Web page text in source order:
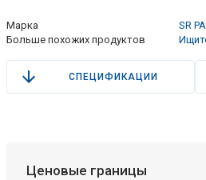
Марка
SR
Больше похожих продуктов
СПЕЦИФИКАЦИИ
Ценовые границы